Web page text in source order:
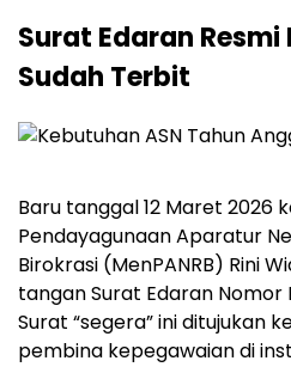
Surat Edaran Resmi
Sudah Terbit
Baru tanggal 12 Maret 2026
Pendayagunaan Aparatur
Birokrasi (MenPANRB) Rini
tangan Surat Edaran Nomor
Surat “segera” ini ditujukan
pembina kepegawaian di